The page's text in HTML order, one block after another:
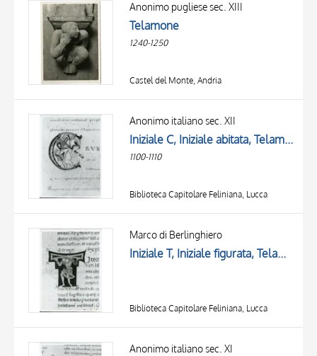
Anonimo pugliese sec. XIII
Telamone
1240-1250
Castel del Monte, Andria
Anonimo italiano sec. XII
Iniziale C, Iniziale abitata, Telamone, Croce, Motivi decorativi fitomorfi
1100-1110
Biblioteca Capitolare Feliniana, Lucca
Marco di Berlinghiero
Iniziale T, Iniziale figurata, Telamone
Biblioteca Capitolare Feliniana, Lucca
Anonimo italiano sec. XI